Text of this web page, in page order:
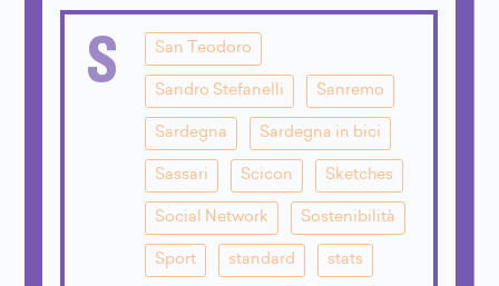
S San Teodoro
Sandro Stefanelli Sanremo
Sardegna Sardegna in bici
Sassari Scicon Sketches
Social Network Sostenibilità
Sport standard stats